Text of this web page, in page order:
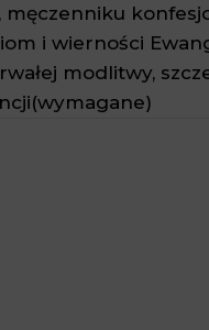
męczenniku
i wierności
modlitwy,
(wymagane)